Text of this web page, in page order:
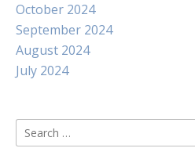
October 2024
September 2024
August 2024
July 2024
Search
for: